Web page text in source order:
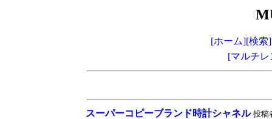
[ホーム][検索]
[マルチ
スーパーコピーブランド時計シャネル 投稿